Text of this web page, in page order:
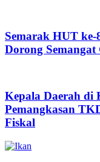
Semarak HUT
Dorong
Kepala Daerah
Pemangkasan
Fiskal